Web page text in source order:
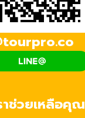
าช่วยเหลือคุณ